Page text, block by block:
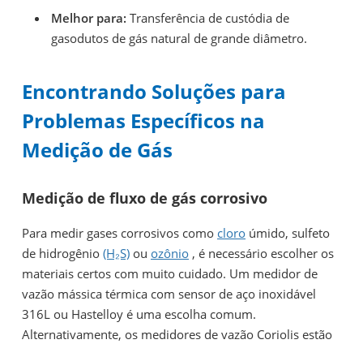
Melhor para: Transferência de custódia de
gasodutos de gás natural de grande diâmetro.
Encontrando Soluções para
Problemas Específicos na
Medição de Gás
Medição de fluxo de gás corrosivo
Para medir gases corrosivos como cloro úmido, sulfeto
de hidrogênio (H₂S) ou ozônio , é necessário escolher os
materiais certos com muito cuidado. Um medidor de
vazão mássica térmica com sensor de aço inoxidável
316L ou Hastelloy é uma escolha comum.
Alternativamente, os medidores de vazão Coriolis estão